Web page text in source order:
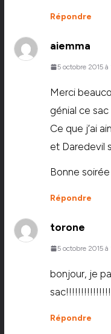
Répondre
aiemma
5 octobre 2015 à
Merci
génial ce sac
Ce que j’ai
et Daredevil
Bonne soirée
Répondre
torone
5 octobre 2015 à
bonjour, je
Répondre